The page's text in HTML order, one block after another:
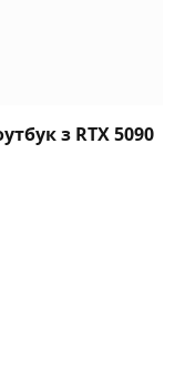
з RTX 5090